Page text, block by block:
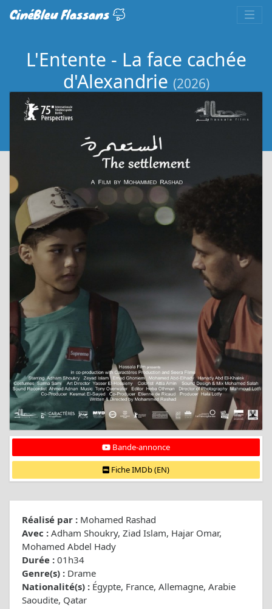
CinéBleu Flassans
L'Entente - La face cachée
d'Alexandrie (2026)
Bande-annonce
Fiche IMDb (EN)
Réalisé par : Mohamed Rashad
Avec : Adham Shoukry, Ziad Islam, Hajar Omar,
Mohamed Abdel Hady
Durée : 01h34
Genre(s) : Drame
Nationalité(s) : Égypte, France, Allemagne, Arabie
Saoudite, Qatar